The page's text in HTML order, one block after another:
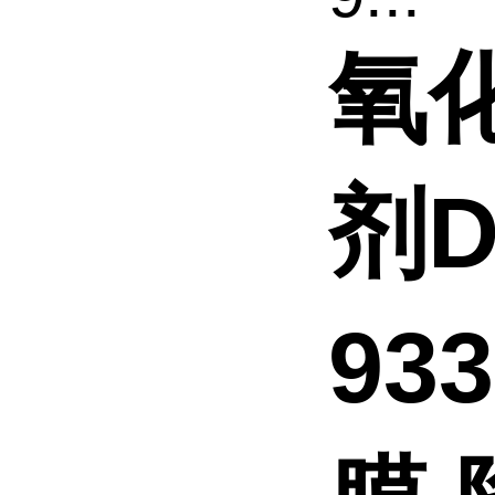
氧
剂